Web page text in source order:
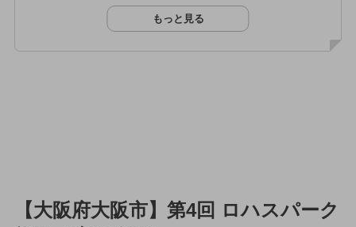
もっと見る
【大阪府大阪市】第4回 ロハスパーク